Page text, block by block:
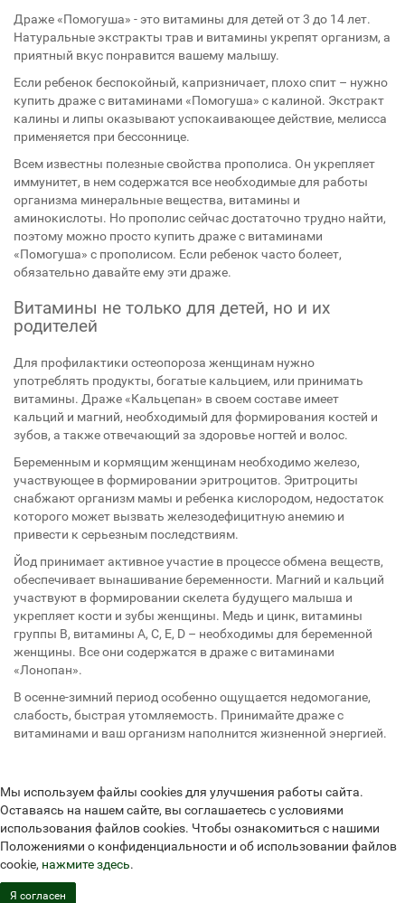
Драже «Помогуша» - это витамины для детей от 3 до 14 лет.
Натуральные экстракты трав и витамины укрепят организм, а
приятный вкус понравится вашему малышу.
Если ребенок беспокойный, капризничает, плохо спит – нужно
купить драже с витаминами «Помогуша» с калиной. Экстракт
калины и липы оказывают успокаивающее действие, мелисса
применяется при бессоннице.
Всем известны полезные свойства прополиса. Он укрепляет
иммунитет, в нем содержатся все необходимые для работы
организма минеральные вещества, витамины и
аминокислоты. Но прополис сейчас достаточно трудно найти,
поэтому можно просто купить драже с витаминами
«Помогуша» с прополисом. Если ребенок часто болеет,
обязательно давайте ему эти драже.
Витамины не только для детей, но и их
родителей
Для профилактики остеопороза женщинам нужно
употреблять продукты, богатые кальцием, или принимать
витамины. Драже «Кальцепан» в своем составе имеет
кальций и магний, необходимый для формирования костей и
зубов, а также отвечающий за здоровье ногтей и волос.
Беременным и кормящим женщинам необходимо железо,
участвующее в формировании эритроцитов. Эритроциты
снабжают организм мамы и ребенка кислородом, недостаток
которого может вызвать железодефицитную анемию и
привести к серьезным последствиям.
Йод принимает активное участие в процессе обмена веществ,
обеспечивает вынашивание беременности. Магний и кальций
участвуют в формировании скелета будущего малыша и
укрепляет кости и зубы женщины. Медь и цинк, витамины
группы В, витамины А, С, Е, D – необходимы для беременной
женщины. Все они содержатся в драже с витаминами
«Лонопан».
В осенне-зимний период особенно ощущается недомогание,
слабость, быстрая утомляемость. Принимайте драже с
витаминами и ваш организм наполнится жизненной энергией.
Мы используем файлы cookies для улучшения работы сайта.
Оставаясь на нашем сайте, вы соглашаетесь с условиями
использования файлов cookies. Чтобы ознакомиться с нашими
Положениями о конфиденциальности и об использовании файлов
cookie, нажмите здесь.
Я согласен